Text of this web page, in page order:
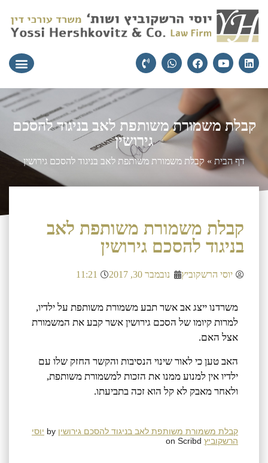
קבלת משמורת משותפת לאב בניגוד להסכם
גירושין
דף הבית » קבלת משמורת משותפת לאב בניגוד להסכם גירושין
קבלת משמורת משותפת לאב
בניגוד להסכם גירושין
יוסי הרשקוביץ נובמבר 30, 2017 11:21
משרדנו ייצג אב אשר תבע משמורת משותפת על ילדיו,
למרות קיומו של הסכם גירושין אשר קבע את המשמורת
אצל האם.
האב טען כי לאור שינוי הנסיבות והקשר החזק שלו עם
ילדיו אין למנוע ממנו את הזכות למשמורת משותפת,
ולאחר מאבק לא קל הוא זכה בתביעתו.
קבלת משמורת משותפת לאב בניגוד להסכם גירושין
יוסי
הרשקוביץ